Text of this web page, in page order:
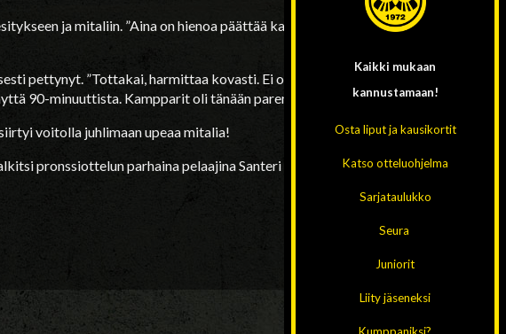
ja mitaliin. ”Aina on hienoa päättää kausi voittoon, viime
pettynyt. ”Tottakai, harmittaa kovasti. Ei oltu tänään ihan
90-minuuttista. Kampparit oli tänään parempi”.
voitolla juhlimaan upeaa mitalia!
pronssiottelun parhaina pelaajina Santeri Laitisen ja Andreas
Kaikki mukaan
kannustamaan!
Osta liput ja kausikortit
Katso otteluohjelma
Sarjataulukko
Seura
Juniorit
Liity jäseneksi